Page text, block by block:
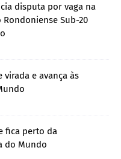
disputa por vaga na
Sub-20
virada e avança às
fica perto da
do Mundo